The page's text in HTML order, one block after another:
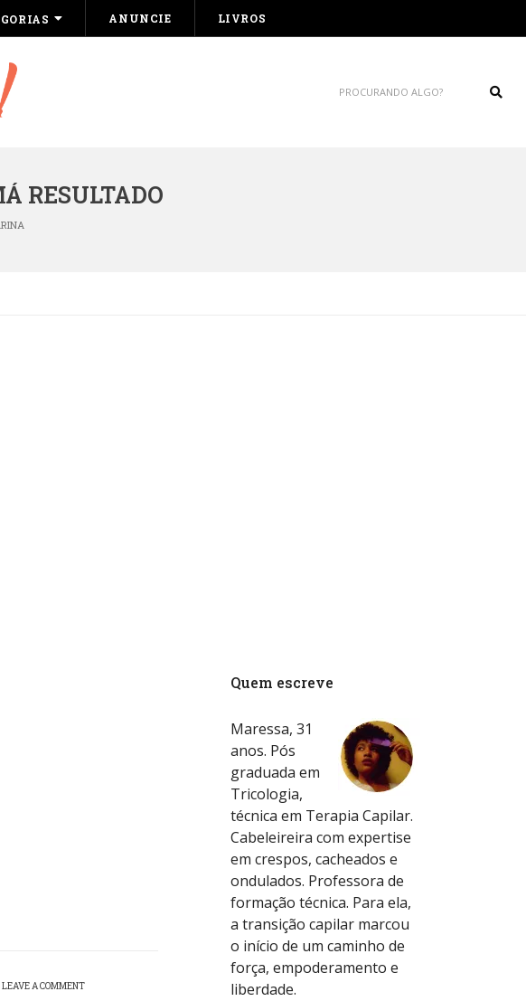
ANUNCIE LIVROS
RESULTADO
LEAVE A COMMENT
Quem escreve
Maressa, 31
anos. Pós
graduada em
Tricologia,
técnica em Terapia Capilar.
Cabeleireira com expertise
em crespos, cacheados e
ondulados. Professora de
formação técnica. Para ela,
a transição capilar marcou
o início de um caminho de
força, empoderamento e
liberdade.